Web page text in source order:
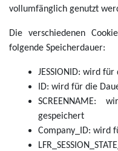
vollumfänglich genutzt
Die verschiedenen
folgende Speicherdauer:
JESSIONID: wird
ID: wird für die
gespeichert
Company_ID: wird